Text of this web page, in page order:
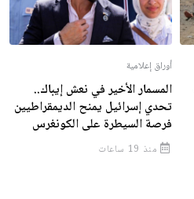
أوراق إعلامية
المسمار الأخير في نعش إيباك..
تحدي إسرائيل يمنح الديمقراطيين
فرصة السيطرة على الكونغرس
منذ 19 ساعات